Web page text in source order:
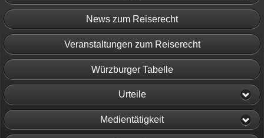
News zum Reiserecht
Veranstaltungen zum Reiserecht
Würzburger Tabelle
Urteile
Medientätigkeit